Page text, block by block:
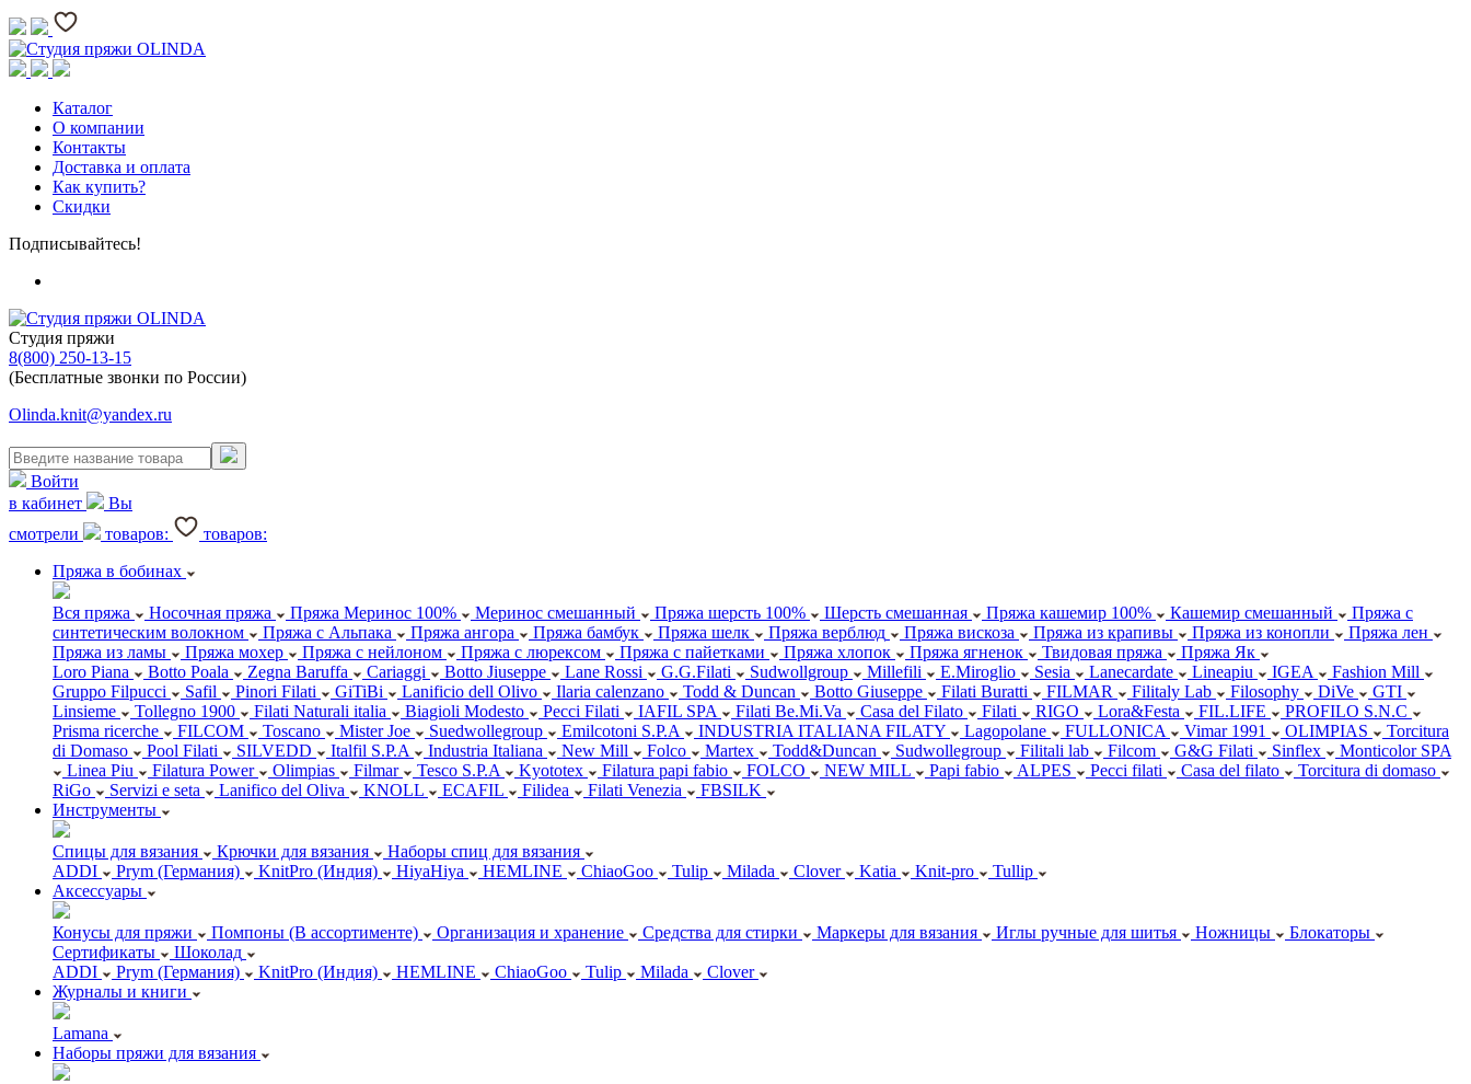
Каталог
О компании
Контакты
Доставка и оплата
Как купить?
Скидки
Подписывайтесь!
Студия пряжи
8(800) 250-13-15
(Бесплатные звонки по России)
Olinda.knit@yandex.ru
Войти
в кабинет
Вы
смотрели
товаров:
товаров:
Пряжа в бобинах
Вся пряжа Носочная пряжа Пряжа Меринос 100% Меринос смешанный Пряжа шерсть 100% Шерсть смешанная Пряжа кашемир 100% Кашемир смешанный
Пряжа с
синтетическим волокном
Пряжа с Альпака Пряжа ангора Пряжа бамбук Пряжа шелк Пряжа верблюд Пряжа вискоза Пряжа из крапивы Пряжа из конопли
Пряжа лен
Пряжа из ламы
Пряжа мохер Пряжа с нейлоном Пряжа с люрексом Пряжа с пайетками Пряжа хлопок Пряжа ягненок Твидовая пряжа
Пряжа Як
Loro Piana
Botto Poala Zegna Baruffa Cariaggi Botto Jiuseppe Lane Rossi G.G.Filati Sudwollgroup Millefili E.Miroglio Sesia Lanecardate Lineapiu IGEA
Fashion Mill
Gruppo Filpucci
Safil Pinori Filati GiTiBi Lanificio dell Olivo Ilaria calenzano Todd & Duncan Botto Giuseppe Filati Buratti FILMAR Filitaly Lab Filosophy DiVe
GTI
Linsieme
Tollegno 1900 Filati Naturali italia Biagioli Modesto Pecci Filati IAFIL SPA Filati Be.Mi.Va Casa del Filato Filati RIGO Lora&Festa FIL.LIFE
PROFILO S.N.C
Prisma ricerche
FILCOM Toscano Mister Joe Suedwollegroup Emilcotoni S.P.A INDUSTRIA ITALIANA FILATY Lagopolane FULLONICA Vimar 1991 OLIMPIAS
Torcitura
di Domaso
Pool Filati SILVEDD Italfil S.P.A Industria Italiana New Mill Folco Martex Todd&Duncan Sudwollegroup Filitali lab Filcom G&G Filati Sinflex
Monticolor SPA
Linea Piu
Filatura Power Olimpias Filmar Tesco S.P.A Kyototex Filatura papi fabio FOLCO NEW MILL Papi fabio ALPES Pecci filati Casa del filato
Torcitura di domaso
RiGo
Servizi e seta Lanifico del Oliva KNOLL ECAFIL Filidea Filati Venezia
FBSILK
Инструменты
Спицы для вязания Крючки для вязания
Наборы спиц для вязания
ADDI
Prym (Германия) KnitPro (Индия) HiyaHiya HEMLINE ChiaoGoo Tulip Milada Clover Katia Knit-pro
Tullip
Аксессуары
Конусы для пряжи Помпоны (В ассортименте) Организация и хранение Средства для стирки Маркеры для вязания Иглы ручные для шитья Ножницы
Блокаторы
Сертификаты
Шоколад
ADDI
Prym (Германия) KnitPro (Индия) HEMLINE ChiaoGoo Tulip Milada
Clover
Журналы и книги
Lamana
Наборы пряжи для вязания